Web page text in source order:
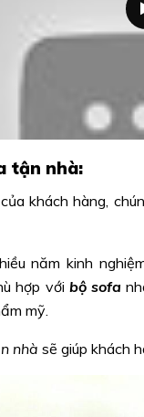
tận nhà:
khách hàng,
năm kinh
hợp với bộ sofa
mỹ.
nhà sẽ giúp khách